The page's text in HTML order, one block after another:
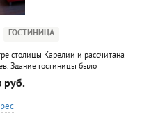
ГОСТИНИЦА
столицы Карелии и рассчитана
Здание гостиницы было
настоящее время гостям
в одном из комфортабельных
клиентов конференц
руб.